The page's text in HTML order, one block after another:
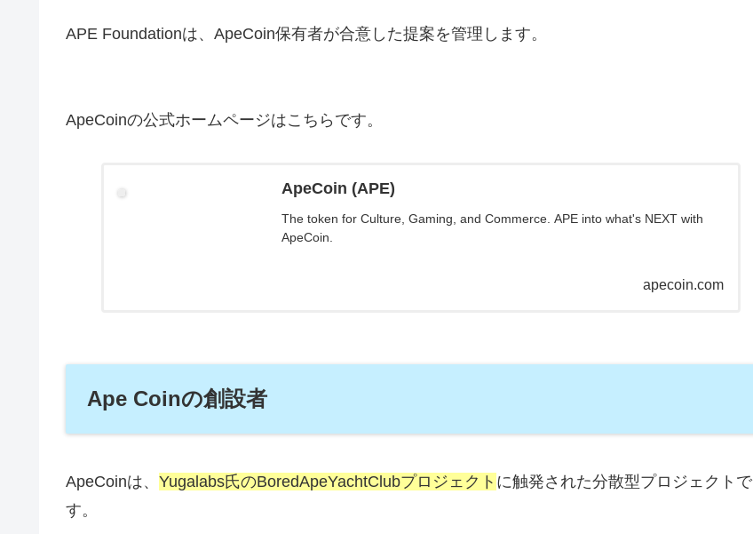
APE Foundationは、ApeCoin保有者が合意した提案を管理します。
ApeCoinの公式ホームページはこちらです。
ApeCoin (APE)
The token for Culture, Gaming, and Commerce. APE into what's NEXT with
ApeCoin.
apecoin.com
Ape Coinの創設者
ApeCoinは、 Yugalabs氏のBoredApeYachtClubプロジェクト に触発された分散型プロジェクトで
す。